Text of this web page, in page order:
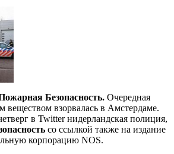
Безопасность. Очередная
веществом взорвалась в Амстердаме.
в Twitter нидерландская полиция,
со ссылкой также на издание
корпорацию NOS.